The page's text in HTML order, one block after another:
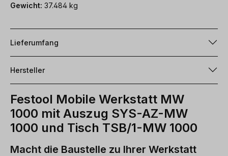
Gewicht: 37.484 kg
Lieferumfang
Hersteller
Festool Mobile Werkstatt MW
1000 mit Auszug SYS-AZ-MW
1000 und Tisch TSB/1-MW 1000
Macht die Baustelle zu Ihrer Werkstatt